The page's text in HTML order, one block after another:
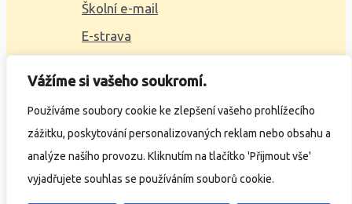
Vážíme si vašeho soukromí.
Používáme soubory cookie ke zlepšení vašeho prohlížecího
zážitku, poskytování personalizovaných reklam nebo obsahu a
analýze našího provozu. Kliknutím na tlačítko 'Přijmout vše'
vyjadřujete souhlas se používáním souborů cookie.
Školní e-mail
E-strava
2023 © ZŠ Alšova, vytvořilWčil.cz
Ochrana osobních údajů
Prohlášení o přístupnosti